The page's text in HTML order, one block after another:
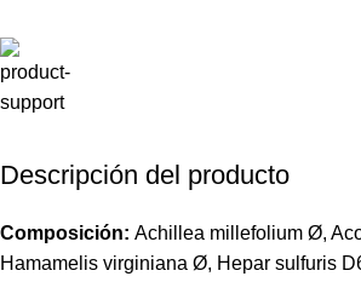
Descripción del producto
Composición: Achillea millefolium Ø,
Hamamelis virginiana Ø, Hepar sulfuris